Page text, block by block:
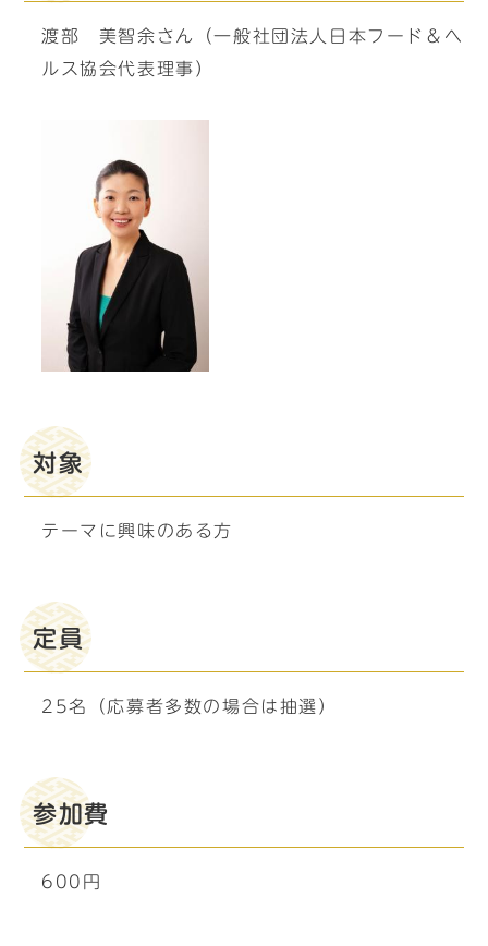
渡部 美智余さん（一般社団法人日本フード＆ヘ
ルス協会代表理事）
対象
テーマに興味のある方
定員
25名（応募者多数の場合は抽選）
参加費
600円